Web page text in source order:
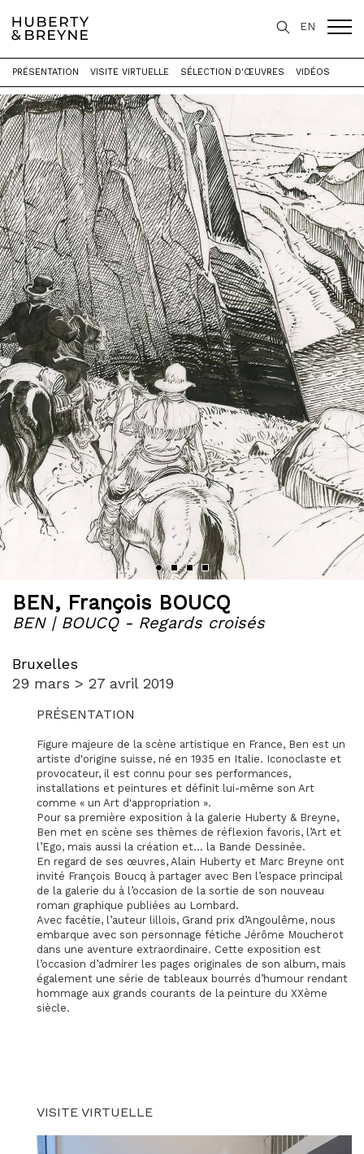
EN
Accueil > Expositions > BEN | BOUCQ - Regards croisés
BEN, François BOUCQ
BEN | BOUCQ - Regards croisés
Bruxelles
29 mars > 27 avril 2019
PRÉSENTATION VISITE VIRTUELLE SÉLECTION D'ŒUVRES VIDÉOS
PRÉSENTATION
Figure majeure de la scène artistique en France, Ben est un
artiste d'origine suisse, né en 1935 en Italie. Iconoclaste et
provocateur, il est connu pour ses performances,
installations et peintures et définit lui-même son Art
comme « un Art d'appropriation ».
Pour sa première exposition à la galerie Huberty & Breyne,
Ben met en scène ses thèmes de réflexion favoris, l’Art et
l’Ego, mais aussi la création et… la Bande Dessinée.
En regard de ses œuvres, Alain Huberty et Marc Breyne ont
invité François Boucq à partager avec Ben l’espace principal
de la galerie du à l’occasion de la sortie de son nouveau
roman graphique publiées au Lombard.
Avec facétie, l’auteur lillois, Grand prix d’Angoulême, nous
embarque avec son personnage fétiche Jérôme Moucherot
dans une aventure extraordinaire. Cette exposition est
l’occasion d’admirer les pages originales de son album, mais
également une série de tableaux bourrés d’humour rendant
hommage aux grands courants de la peinture du XXème
siècle.
VISITE VIRTUELLE